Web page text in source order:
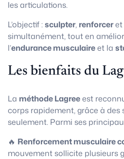
les articulations.
L’objectif :sculpter, renforceret
simultanément, tout en
l’endurance musculaireet la
Les bienfaits du
La méthode Lagreeest
corps rapidement, grâce à des
seulement. Parmi ses
🔥 Renforcement musculaire
mouvement sollicite plusieurs